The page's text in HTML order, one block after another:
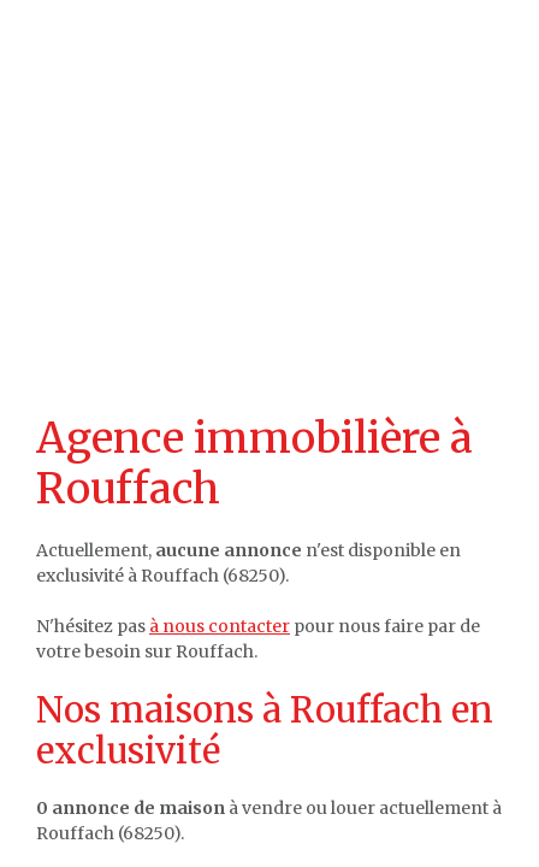
Agence immobilière à
Rouffach
Actuellement, aucune annonce n'est disponible en
exclusivité à Rouffach (68250).
N'hésitez pas à nous contacter pour nous faire par de
votre besoin sur Rouffach.
Nos maisons à Rouffach en
exclusivité
0 annonce de maison à vendre ou louer actuellement à
Rouffach (68250).